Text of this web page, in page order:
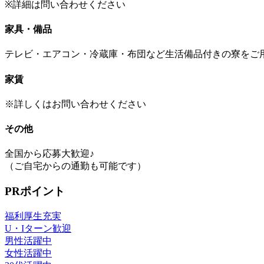
※詳細は問い合わせください
家具・備品
テレビ・エアコン・冷蔵庫・布団など生活備品付きの寮をご
家賃
※詳しくはお問い合わせください
その他
全国から応募大歓迎♪
（ご自宅からの通勤も可能です）
PRポイント
福利厚生充実
U・Iターン歓迎
男性活躍中
女性活躍中